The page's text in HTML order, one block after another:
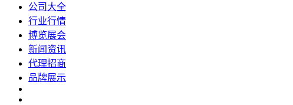
公司大全
行业行情
博览展会
新闻资讯
代理招商
品牌展示